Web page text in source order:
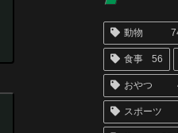
動物
食事 56
おやつ
スポーツ